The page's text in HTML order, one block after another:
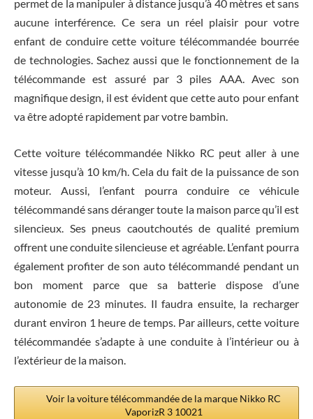
permet de la manipuler à distance jusqu’à 40 mètres et sans
aucune interférence. Ce sera un réel plaisir pour votre
enfant de conduire cette voiture télécommandée bourrée
de technologies. Sachez aussi que le fonctionnement de la
télécommande est assuré par 3 piles AAA. Avec son
magnifique design, il est évident que cette auto pour enfant
va être adopté rapidement par votre bambin.
Cette voiture télécommandée Nikko RC peut aller à une
vitesse jusqu’à 10 km/h. Cela du fait de la puissance de son
moteur. Aussi, l’enfant pourra conduire ce véhicule
télécommandé sans déranger toute la maison parce qu’il est
silencieux. Ses pneus caoutchoutés de qualité premium
offrent une conduite silencieuse et agréable. L’enfant pourra
également profiter de son auto télécommandé pendant un
bon moment parce que sa batterie dispose d’une
autonomie de 23 minutes. Il faudra ensuite, la recharger
durant environ 1 heure de temps. Par ailleurs, cette voiture
télécommandée s’adapte à une conduite à l’intérieur ou à
l’extérieur de la maison.
Voir la voiture télécommandée de la marque Nikko RC
VaporizR 3 10021